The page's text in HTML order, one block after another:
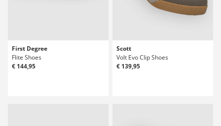
First Degree
Flite Shoes
€ 144,95
Scott
Volt Evo Clip Shoes
€ 139,95